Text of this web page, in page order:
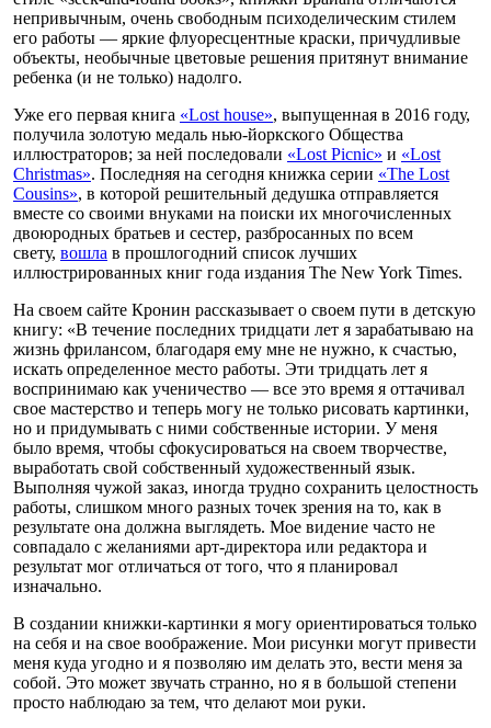
непривычным, очень свободным психоделическим стилем
его работы — яркие флуоресцентные краски, причудливые
объекты, необычные цветовые решения притянут внимание
ребенка (и не только) надолго.
Уже его первая книга «Lost house», выпущенная в 2016 году,
получила золотую медаль нью-йоркского Общества
иллюстраторов; за ней последовали «Lost Picnic» и «Lost
Christmas». Последняя на сегодня книжка серии «The Lost
Cousins», в которой решительный дедушка отправляется
вместе со своими внуками на поиски их многочисленных
двоюродных братьев и сестер, разбросанных по всем
свету, вошла в прошлогодний список лучших
иллюстрированных книг года издания The New York Times.
На своем сайте Кронин рассказывает о своем пути в детскую
книгу: «В течение последних тридцати лет я зарабатываю на
жизнь фрилансом, благодаря ему мне не нужно, к счастью,
искать определенное место работы. Эти тридцать лет я
воспринимаю как ученичество — все это время я оттачивал
свое мастерство и теперь могу не только рисовать картинки,
но и придумывать с ними собственные истории. У меня
было время, чтобы сфокусироваться на своем творчестве,
выработать свой собственный художественный язык.
Выполняя чужой заказ, иногда трудно сохранить целостность
работы, слишком много разных точек зрения на то, как в
результате она должна выглядеть. Мое видение часто не
совпадало с желаниями арт-директора или редактора и
результат мог отличаться от того, что я планировал
изначально.
В создании книжки-картинки я могу ориентироваться только
на себя и на свое воображение. Мои рисунки могут привести
меня куда угодно и я позволяю им делать это, вести меня за
собой. Это может звучать странно, но я в большой степени
просто наблюдаю за тем, что делают мои руки.